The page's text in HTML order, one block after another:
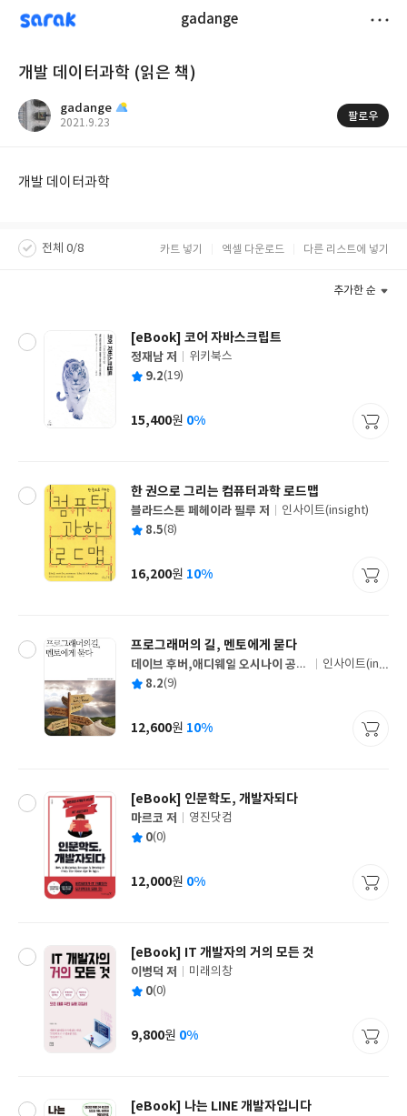
sarak gadange
개발 데이터과학 (읽은 책)
gadange
작
2021.9.23
팔로우
개발 데이터과학
전체 0/8 카트 넣기 엑셀 다운로드 다른 리스트에 넣기
추가한 순
[eBook] 코어 자바스크립트
글
쓴
정재남 저
출
사
위키북스
평 9.2(19)
가
15,400원 0%
한 권으로 그리는 컴퓨터과학 로드맵
글
쓴
블라드스톤 페헤이라 필루 저
출
사
인사이트(insight)
평 8.5(8)
가
16,200원 10%
프로그래머의 길, 멘토에게 묻다
글
쓴
데이브 후버,애디웨일 오시나이 공
저/강중빈 역
출
사
인사이트(insi
평 8.2(9)
가
12,600원 10%
[eBook] 인문학도, 개발자되다
글
쓴
마르코 저
출
사
영진닷컴
평 0(0)
가
12,000원 0%
[eBook] IT 개발자의 거의 모든 것
글
쓴
이병덕 저
출
사
미래의창
평 0(0)
가
9,800원 0%
[eBook] 나는 LINE 개발자입니다